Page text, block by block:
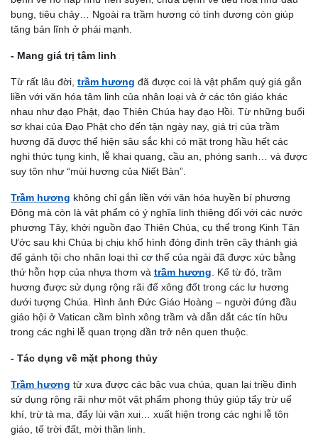
bụng, tiêu chảy… Ngoài ra trầm hương có tính dương còn giúp
tăng bản lĩnh ở phái mạnh.
- Mang giá trị tâm linh
Từ rất lâu đời, trầm hương đã được coi là vật phẩm quý giá gắn
liền với văn hóa tâm linh của nhân loại và ở các tôn giáo khác
nhau như đạo Phật, đạo Thiên Chúa hay đạo Hồi. Từ những buổi
sơ khai của Đạo Phật cho đến tận ngày nay, giá trị của trầm
hương đã được thể hiện sâu sắc khi có mặt trong hầu hết các
nghi thức tụng kinh, lễ khai quang, cầu an, phóng sanh… và được
suy tôn như “mùi hương của Niết Bàn”.
Trầm hương không chỉ gắn liền với văn hóa huyền bí phương
Đông mà còn là vật phẩm có ý nghĩa linh thiêng đối với các nước
phương Tây, khởi nguồn đạo Thiên Chúa, cụ thể trong Kinh Tân
Ước sau khi Chúa bị chịu khổ hình đóng đinh trên cây thánh giá
để gánh tội cho nhân loại thì cơ thể của ngài đã được xức bằng
thứ hỗn hợp của nhựa thơm và trầm hương . Kể từ đó, trầm
hương được sử dụng rộng rãi để xông đốt trong các lư hương
dưới tượng Chúa. Hình ảnh Đức Giáo Hoàng – người đứng đầu
giáo hội ở Vatican cầm bình xông trầm và dẫn dắt các tín hữu
trong các nghi lễ quan trọng dần trở nên quen thuộc.
- Tác dụng về mặt phong thủy
Trầm hương từ xưa được các bậc vua chúa, quan lại triều đình
sử dụng rộng rãi như một vật phẩm phong thủy giúp tẩy trừ uế
khí, trừ tà ma, đẩy lùi vận xui… xuất hiện trong các nghi lễ tôn
giáo, tế trời đất, mời thần linh.